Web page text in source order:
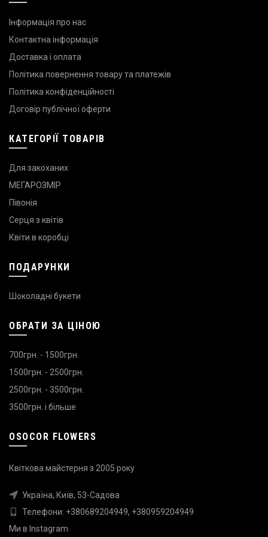
Інформація про нас
Контактна інформація
Доставка і оплата
Політика повернення товару та платежів
Політика конфіденційності
Договір публічної оферти
КАТЕГОРІЇ ТОВАРІВ
Для закоханих
МЕГАРОЗМІР
Півонія
Серця з квітів
Квіти в коробці
ПОДАРУНКИ
Шоколадні букети
ОБРАТИ ЗА ЦІНОЮ
700грн. - 1500грн.
1500грн. - 2500грн.
2500грн. - 3500грн.
3500грн. і більше
OSOCOR FLOWERS
Квіткова майстерня з 2005 року
Україна, Київ, 53-Садова
Телефони: +380689204949, +380959204949
Ми в Instagram